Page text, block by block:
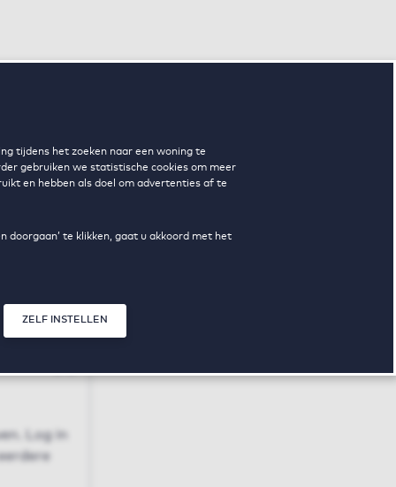
tijdens het zoeken naar een woning te
gebruiken we statistische cookies om meer
en hebben als doel om advertenties af te
doorgaan’ te klikken, gaat u akkoord met het
ZELF INSTELLEN
Log in